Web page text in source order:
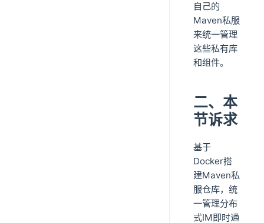
自己的
Maven私服
来统一管理
这些私有库
和组件。
二、本
节诉求
基于
Docker搭
建Maven私
服仓库，统
一管理分布
式IM即时通